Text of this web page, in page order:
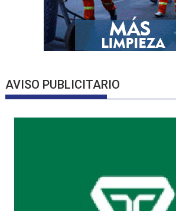
AVISO PUBLICITARIO